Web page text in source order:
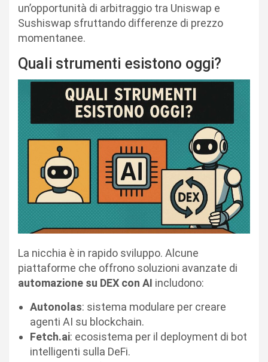
un’opportunità di arbitraggio tra Uniswap e
Sushiswap sfruttando differenze di prezzo
momentanee.
Quali strumenti esistono oggi?
La nicchia è in rapido sviluppo. Alcune
piattaforme che offrono soluzioni avanzate di
automazione su DEX con AI includono:
Autonolas: sistema modulare per creare
agenti AI su blockchain.
Fetch.ai: ecosistema per il deployment di bot
intelligenti sulla DeFi.